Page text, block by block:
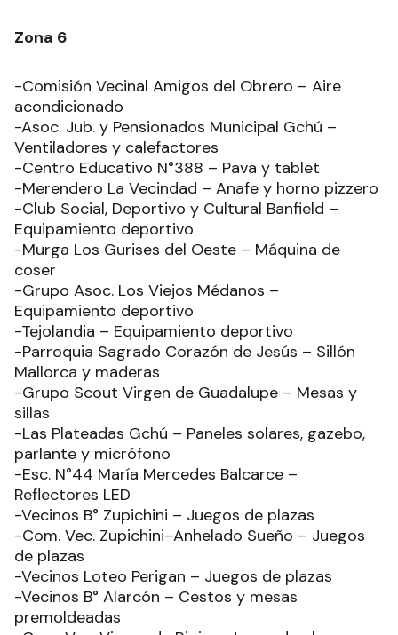
Zona 6
-Comisión Vecinal Amigos del Obrero – Aire
acondicionado
-Asoc. Jub. y Pensionados Municipal Gchú –
Ventiladores y calefactores
-Centro Educativo N°388 – Pava y tablet
-Merendero La Vecindad – Anafe y horno pizzero
-Club Social, Deportivo y Cultural Banfield –
Equipamiento deportivo
-Murga Los Gurises del Oeste – Máquina de
coser
-Grupo Asoc. Los Viejos Médanos –
Equipamiento deportivo
-Tejolandia – Equipamiento deportivo
-Parroquia Sagrado Corazón de Jesús – Sillón
Mallorca y maderas
-Grupo Scout Virgen de Guadalupe – Mesas y
sillas
-Las Plateadas Gchú – Paneles solares, gazebo,
parlante y micrófono
-Esc. N°44 María Mercedes Balcarce –
Reflectores LED
-Vecinos B° Zupichini – Juegos de plazas
-Com. Vec. Zupichini–Anhelado Sueño – Juegos
de plazas
-Vecinos Loteo Perigan – Juegos de plazas
-Vecinos B° Alarcón – Cestos y mesas
premoldeadas